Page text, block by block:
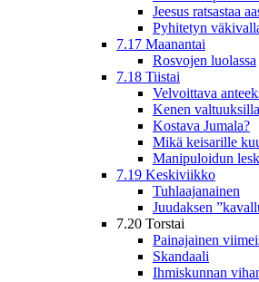
Jeesus ratsastaa
Pyhitetyn
7.17 Maanantai
Rosvojen luolassa
7.18 Tiistai
Velvoittava
Kenen
Kostava Jumala?
Mikä keisarille
Manipuloidun
7.19 Keskiviikko
Tuhlaajanainen
Juudaksen
7.20 Torstai
Painajainen
Skandaali
Ihmiskunnan